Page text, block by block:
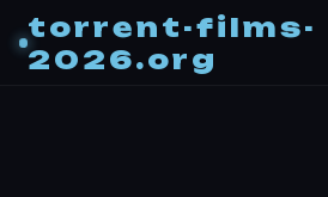
torrent-films-
2026.org